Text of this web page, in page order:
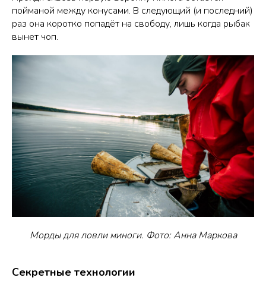
пойманой между конусами. В следующий (и последний)
раз она коротко попадёт на свободу, лишь когда рыбак
вынет чоп.
Морды для ловли миноги. Фото: Анна Маркова
Секретные технологии